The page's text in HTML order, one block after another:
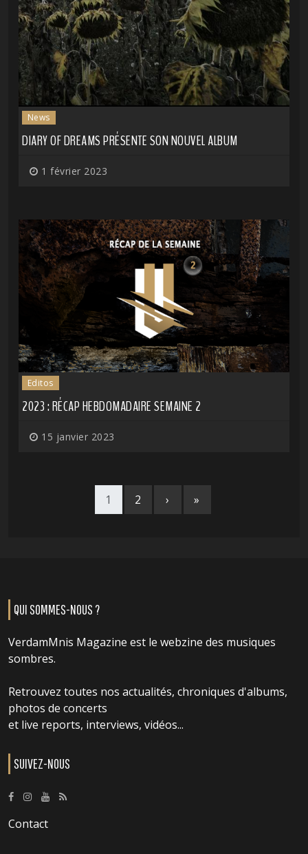
News
DIARY OF DREAMS PRÉSENTE SON NOUVEL ALBUM
1 février 2023
Editos
2023 : RÉCAP HEBDOMADAIRE SEMAINE 2
15 janvier 2023
1 2 › »
QUI SOMMES-NOUS ?
VerdamMnis Magazine est le webzine des musiques
sombres.
Retrouvez toutes nos actualités, chroniques d'albums,
photos de concerts
et live reports, interviews, vidéos...
SUIVEZ-NOUS
Contact